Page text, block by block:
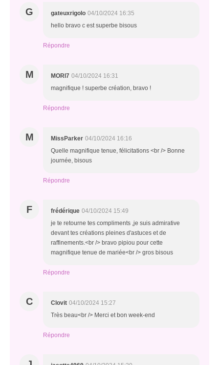
G gateuxrigolo 04/10/2024 16:35
hello bravo c est superbe bisous
Répondre
M MORI7 04/10/2024 16:31
magnifique ! superbe création, bravo !
Répondre
M MissParker 04/10/2024 16:16
Quelle magnifique tenue, félicitations <br /> Bonne
journée, bisous
Répondre
F frédérique 04/10/2024 15:49
je te retourne tes compliments ,je suis admirative
devant tes créations pleines d'astuces et de
raffinements.<br /> bravo pipiou pour cette
magnifique tenue de mariée<br /> gros bisous
Répondre
C Clovit 04/10/2024 15:27
Très beau<br /> Merci et bon week-end
Répondre